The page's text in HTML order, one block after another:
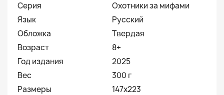
Серия
Охотники за мифами
Язык
Русский
Обложка
Твердая
Возраст
8+
Год издания
2025
Вес
300 г
Размеры
147х223